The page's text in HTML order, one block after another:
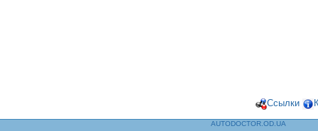
Ссылки
AUTODOCTOR.OD.UA